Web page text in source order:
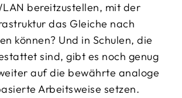
bereitzustellen, mit der
das Gleiche nach
können? Und in Schulen, die
sind, gibt es noch genug
auf die bewährte analoge
Arbeitsweise setzen.